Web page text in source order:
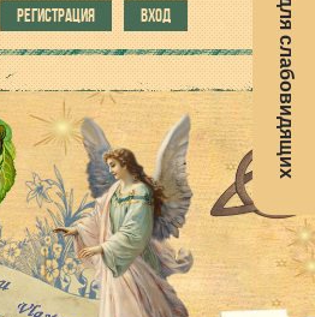
РЕГИСТРАЦИЯ ВХОД